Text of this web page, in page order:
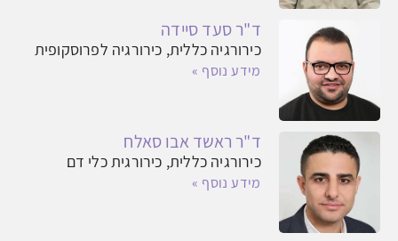
ד"ר סעד סיידה
כירורגיה כללית, כירורגיה לפרוסקופית
מידע נוסף »
ד"ר ראשד אבו סאלח
כירורגיה כללית, כירורגית כלי דם
מידע נוסף »